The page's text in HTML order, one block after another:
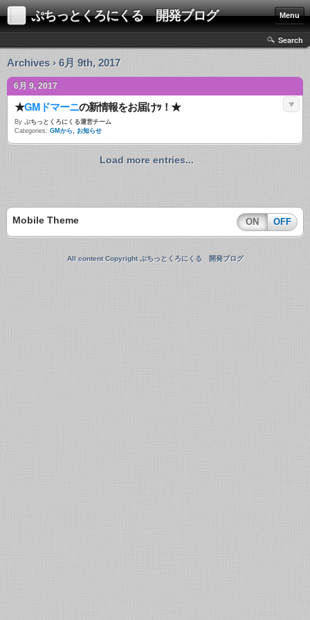
ぷちっとくろにくる 開発ブログ Menu
Search
Archives › 6月 9th, 2017
6月 9, 2017
★GMドマーニの新情報をお届けｯ！★
By ぷちっとくろにくる運営チーム
Categories: GMから, お知らせ
Load more entries...
Mobile Theme ON OFF
All content Copyright ぷちっとくろにくる 開発ブログ